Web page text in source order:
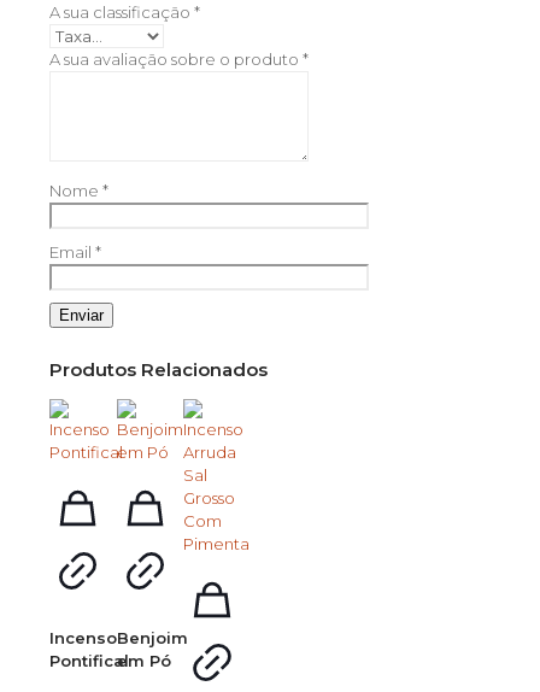
A sua classificação *
A sua avaliação sobre o produto *
Nome *
Email *
Produtos Relacionados
Incenso
Pontifical
Benjoim
em Pó